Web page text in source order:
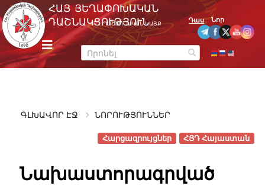
Skip
to
content
m
e
n
u
ՀԱՅ ՅԵՂԱՓՈԽԱԿԱՆ
ԴԱՇՆԱԿՑՈՒԹՅՈՒՆ
ՊԱՇՏՈՆԱԿԱՆ ԿԱՅՔ
Դաս Նոր
ԳԼԽԱՎՈՐ ԷՋ ՆՈՐՈՒԹՅՈՒՆՆԵՐ
ՀՅԴ Հայաստան
Հարցազրույցներ
Նախաստորագրված